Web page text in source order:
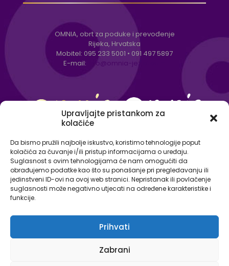
Upravljajte pristankom za
kolačiće
Da bismo pružili najbolje iskustvo, koristimo tehnologije poput
kolačića za čuvanje i/ili pristup informacijama o uređaju.
Suglasnost s ovim tehnologijama će nam omogućiti da
obrađujemo podatke kao što su ponašanje pri pregledavanju ili
jedinstveni ID-ovi na ovoj web stranici. Nepristanak ili povlačenje
suglasnosti može negativno utjecati na određene karakteristike i
funkcije.
Prihvati
Zabrani
OMNIA, obrt za poduke i prevođenje
Rijeka, Hrvatska
Mobitel: 095 233 5001 • 091 497 5897
E-mail:
info@omnia-jezici.com
© Omnia - centar za strane jezike 2026. Sva prava